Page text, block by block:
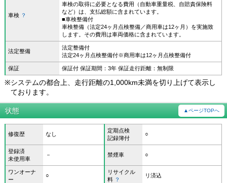
車検 ？
車検の取得に必要となる費用（自動車重量税、自賠責保険料
など）は、支払総額に含まれています。
■車検整備付
車検整備（法定24ヶ月点検整備／商用車は12ヶ月）を実施致
します。その費用は車両価格に含まれています。
法定整備
法定整備付
法定24ヶ月点検整備付※商用車は12ヶ月点検整備付
保証 保証付 保証期間：3年 保証走行距離：無制限
※システムの都合上、走行距離の1,000km未満を切り上げて表示し
ております。
状態 ▲ページTOPへ
修復歴 なし
定期点検
記録簿付
○
登録済
未使用車
－ 禁煙車 ○
ワンオーナ
ー
○
リサイクル
料 ？
リ済込